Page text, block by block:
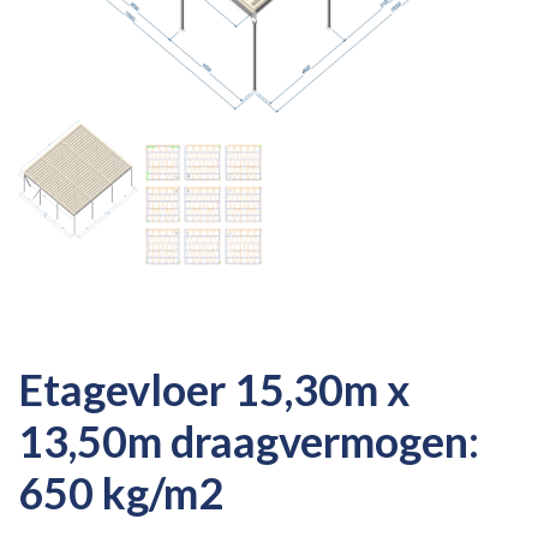
Etagevloer 15,30m x
13,50m draagvermogen:
650 kg/m2